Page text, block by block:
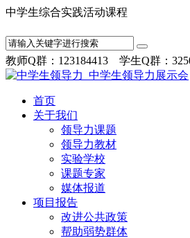
中学生综合实践活
教师Q群：123184413 学生Q群：
首页
关于我们
领导力课题
领导力教材
实验学校
课题专家
媒体报道
项目报告
改进公共政策
帮助弱势群体